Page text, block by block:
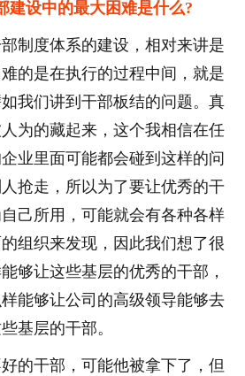
设中的最大困难是什么?
度体系的建设，相对来讲是
的是在执行的过程中间，就是
我们讲到干部板结的问题。真
为的藏起来，这个我相信在任
业里面可能都会碰到这样的问
抢走，所以为了要让优秀的干
己所用，可能就会有各种各样
组织来发现，因此我们想了很
够让这些基层的优秀的干部，
能够让公司的高级领导能够去
基层的干部。
干部，可能他被拿下了，但